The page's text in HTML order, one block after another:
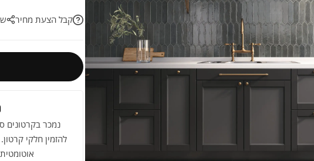
קבל הצעת מחיר
נמכר בקרטונים
להזמין חלקי